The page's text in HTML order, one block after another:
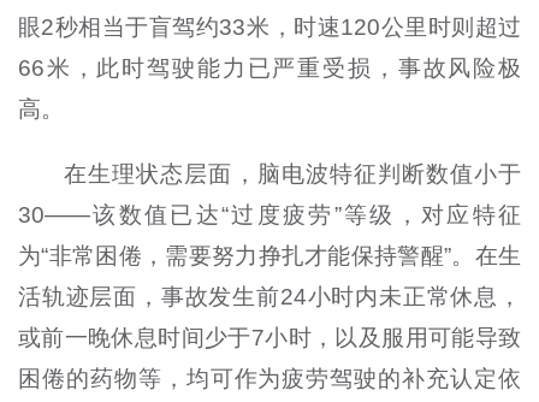
眼2秒相当于盲驾约33米，时速120公里时则超过
66米，此时驾驶能力已严重受损，事故风险极
高。
在生理状态层面，脑电波特征判断数值小于
30——该数值已达“过度疲劳”等级，对应特征
为“非常困倦，需要努力挣扎才能保持警醒”。在生
活轨迹层面，事故发生前24小时内未正常休息，
或前一晚休息时间少于7小时，以及服用可能导致
困倦的药物等，均可作为疲劳驾驶的补充认定依